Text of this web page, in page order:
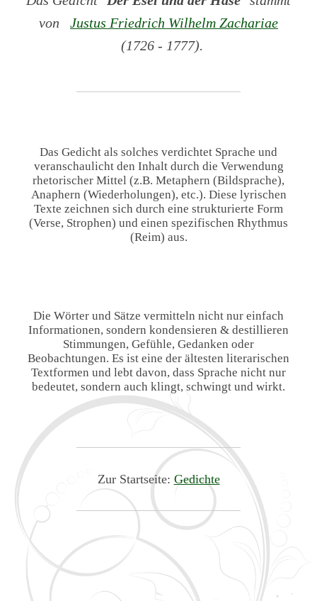
von
Justus Friedrich Wilhelm Zachariae
(1726 - 1777).
Das Gedicht als solches verdichtet Sprache und
veranschaulicht den Inhalt durch die Verwendung
rhetorischer Mittel (z.B. Metaphern (Bildsprache),
Anaphern (Wiederholungen), etc.). Diese lyrischen
Texte zeichnen sich durch eine strukturierte Form
(Verse, Strophen) und einen spezifischen Rhythmus
(Reim) aus.
Die Wörter und Sätze vermitteln nicht nur einfach
Informationen, sondern kondensieren & destillieren
Stimmungen, Gefühle, Gedanken oder
Beobachtungen. Es ist eine der ältesten literarischen
Textformen und lebt davon, dass Sprache nicht nur
bedeutet, sondern auch klingt, schwingt und wirkt.
Zur Startseite: Gedichte